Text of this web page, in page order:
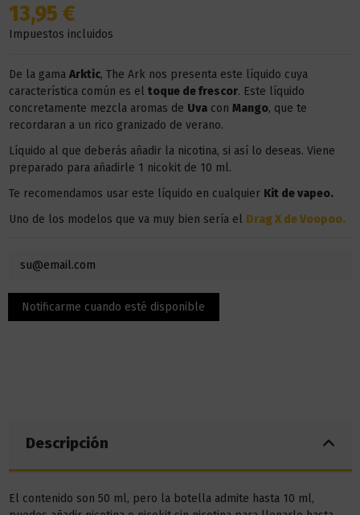
13,95 €
Impuestos incluidos
De la gama Arktic, The Ark nos presenta este líquido cuya
característica común es el toque de frescor. Este líquido
concretamente mezcla aromas de Uvacon Mango, que te
recordaran a un rico granizado de verano.
Líquido al que deberás añadir la nicotina, si así lo deseas. Viene
preparado para añadirle 1 nicokit de 10 ml.
Te recomendamos usar este líquido en cualquier Kit de vapeo.
Uno de los modelos que va muy bien sería el Drag X de Voopoo.
Descripción
El contenido son 50 ml, pero la botella admite hasta 10 ml,